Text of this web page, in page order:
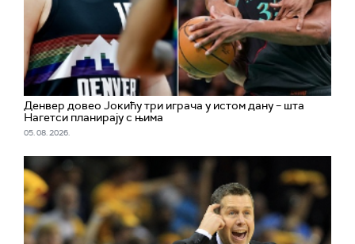
Денвер довео Јокићу три играча у истом дану – шта
Нагетси планирају с њима
05. 08. 2026.